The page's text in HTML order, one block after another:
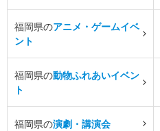
福岡県のアニメ・ゲームイベ
ント
福岡県の動物ふれあいイベン
ト
福岡県の演劇・講演会